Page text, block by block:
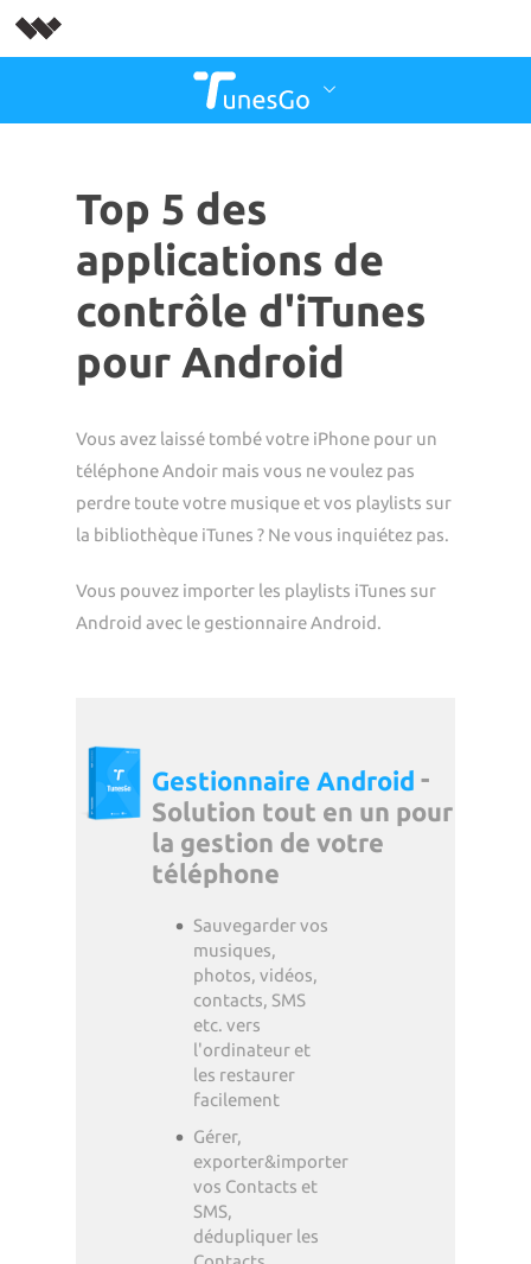
Top 5 des
applications de
contrôle d'iTunes
pour Android
Vous avez laissé tombé votre iPhone pour un
téléphone Andoir mais vous ne voulez pas
perdre toute votre musique et vos playlists sur
la bibliothèque iTunes ? Ne vous inquiétez pas.
Vous pouvez importer les playlists iTunes sur
Android avec le gestionnaire Android.
Gestionnaire Android -
Solution tout en un pour
la gestion de votre
téléphone
Sauvegarder vos
musiques,
photos, vidéos,
contacts, SMS
etc. vers
l'ordinateur et
les restaurer
facilement
Gérer,
exporter&importer
vos Contacts et
SMS,
dédupliquer les